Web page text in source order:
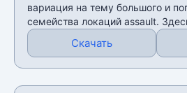
вариация на тему большого и
семейства локаций assault.
Скачать